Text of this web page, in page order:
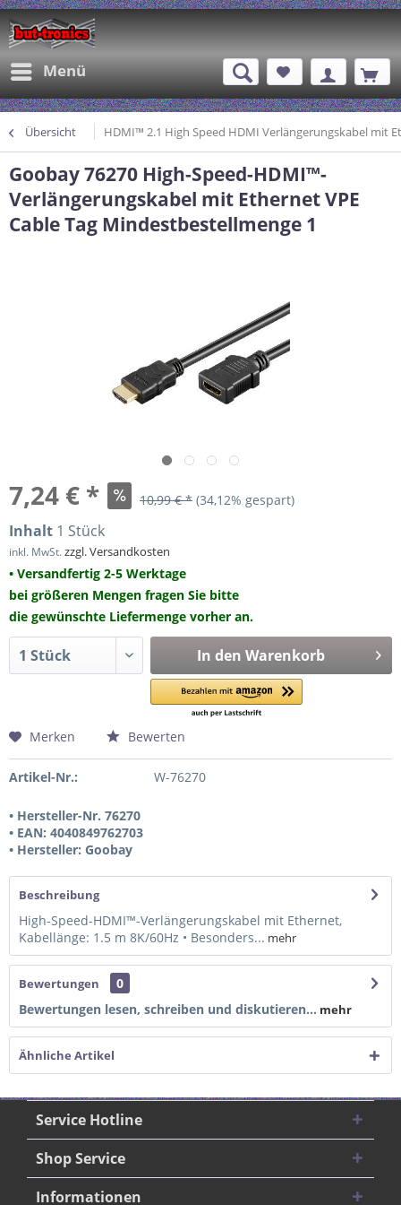
Menü
Übersicht HDMI™ 2.1 High Speed HDMI Verlängerungskabel mit
Goobay 76270 High-Speed-HDMI™-
Verlängerungskabel mit Ethernet VPE
Cable Tag Mindestbestellmenge 1
7,24 € * 10,99 € * (34,12% gespart)
Inhalt 1 Stück
inkl. MwSt.zzgl. Versandkosten
• Versandfertig 2-5 Werktage
bei größeren Mengen fragen Sie bitte
die gewünschte Liefermenge vorher an.
In den Warenkorb
Merken Bewerten
Artikel-Nr.: W-76270
• Hersteller-Nr. 76270
• EAN: 4040849762703
• Hersteller: Goobay
Beschreibung
High-Speed-HDMI™-Verlängerungskabel mit Ethernet,
Kabellänge: 1.5 m 8K/60Hz • Besonders... mehr
Bewertungen
0
Bewertungen lesen, schreiben und diskutieren... mehr
Ähnliche Artikel
Service Hotline
Shop Service
Informationen